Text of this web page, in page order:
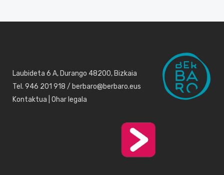
Laubideta 6 A, Durango 48200, Bizkaia
Tel. 946 201 918 / berbaro@berbaro.eus
Kontaktua Ohar legala